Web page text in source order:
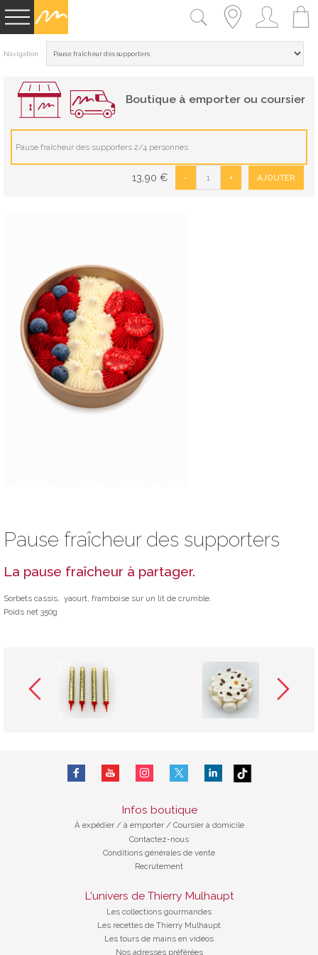
Navigation :
Boutique à emporter ou coursier
Pause fraîcheur des supporters 2/4 personnes
13,90 € - + AJOUTER
Pause fraîcheur des supporters
La pause fraîcheur à partager.
Sorbets cassis, yaourt, framboise sur un lit de crumble.
Poids net 350g
Infos boutique
À expédier / à emporter / Coursier à domicile
Contactez-nous
Conditions générales de vente
Recrutement
L'univers de Thierry Mulhaupt
Les collections gourmandes
Les recettes de Thierry Mulhaupt
Les tours de mains en vidéos
Nos adresses préférées